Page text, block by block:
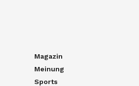
Magazin
Meinung
Sports